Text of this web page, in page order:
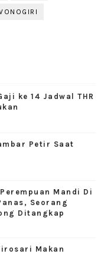
ke 14 Jadwal THR
Petir Saat
Mandi Di
Seorang
Ditangkap
Makan